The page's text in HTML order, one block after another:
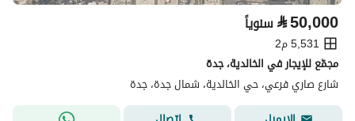
⃁50,000 سنوياً
5,531 م2
مجمّع للإيجار في الخالدية، جدة
شارع صاري فرعي، حي الخالدية، شمال جدة، جدة